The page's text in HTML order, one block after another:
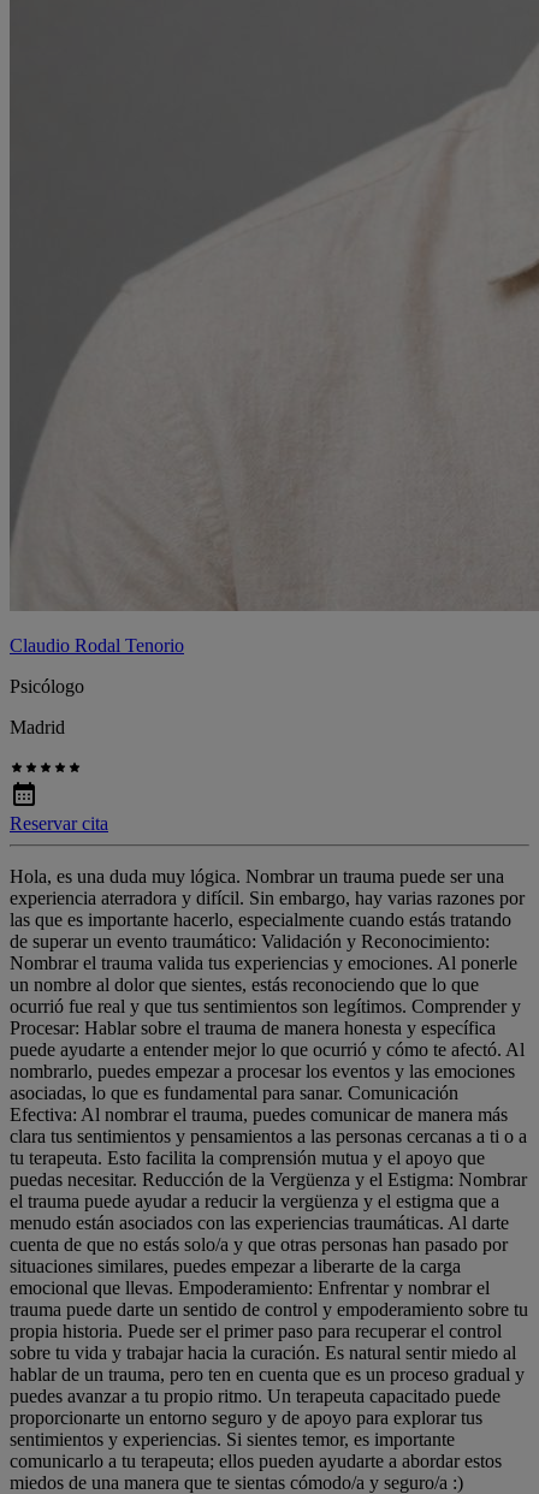
Claudio Rodal Tenorio
Psicólogo
Madrid
Reservar cita
Hola, es una duda muy lógica. Nombrar un trauma puede ser una
experiencia aterradora y difícil. Sin embargo, hay varias razones por
las que es importante hacerlo, especialmente cuando estás tratando
de superar un evento traumático: Validación y Reconocimiento:
Nombrar el trauma valida tus experiencias y emociones. Al ponerle
un nombre al dolor que sientes, estás reconociendo que lo que
ocurrió fue real y que tus sentimientos son legítimos. Comprender y
Procesar: Hablar sobre el trauma de manera honesta y específica
puede ayudarte a entender mejor lo que ocurrió y cómo te afectó. Al
nombrarlo, puedes empezar a procesar los eventos y las emociones
asociadas, lo que es fundamental para sanar. Comunicación
Efectiva: Al nombrar el trauma, puedes comunicar de manera más
clara tus sentimientos y pensamientos a las personas cercanas a ti o a
tu terapeuta. Esto facilita la comprensión mutua y el apoyo que
puedas necesitar. Reducción de la Vergüenza y el Estigma: Nombrar
el trauma puede ayudar a reducir la vergüenza y el estigma que a
menudo están asociados con las experiencias traumáticas. Al darte
cuenta de que no estás solo/a y que otras personas han pasado por
situaciones similares, puedes empezar a liberarte de la carga
emocional que llevas. Empoderamiento: Enfrentar y nombrar el
trauma puede darte un sentido de control y empoderamiento sobre tu
propia historia. Puede ser el primer paso para recuperar el control
sobre tu vida y trabajar hacia la curación. Es natural sentir miedo al
hablar de un trauma, pero ten en cuenta que es un proceso gradual y
puedes avanzar a tu propio ritmo. Un terapeuta capacitado puede
proporcionarte un entorno seguro y de apoyo para explorar tus
sentimientos y experiencias. Si sientes temor, es importante
comunicarlo a tu terapeuta; ellos pueden ayudarte a abordar estos
miedos de una manera que te sientas cómodo/a y seguro/a :)